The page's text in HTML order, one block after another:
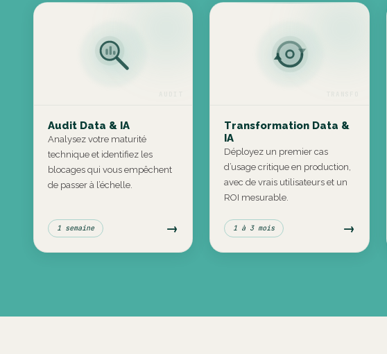
Audit Data & IA
Analysez votre maturité
technique et identifiez les
blocages qui vous empêchent
de passer à l’échelle.
1 semaine →
Transformation Data &
IA
Déployez un premier cas
d’usage critique en production,
avec de vrais utilisateurs et un
ROI mesurable.
1 à 3 mois →